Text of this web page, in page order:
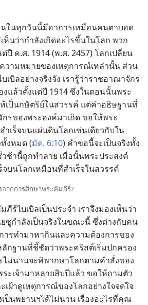
ในทุกวันนี้มีอาการเหมือนคนตาบอด
เห็นว่ากำลังเกิดอะไรขึ้นในโลก พวก
ต่ปี ค.ศ. 1914 (พ.ศ. 2457) โลกเปลี่ยน
ความหมายของเหตุการณ์เหล่านั้น ส่วน
บเบิลอย่างจริงจัง เรารู้ว่าราชอาณาจักร
งแล้วตั้งแต่ปี 1914 ซึ่งในตอนนั้นพระ
เป็นกษัตริย์ในสวรรค์ แต่คำอธิษฐานที่
รของพระองค์มาเถิด ขอให้พระ
สำเร็จบนแผ่นดินโลกเช่นเดียวกับใน
ทั้งหมด (มัด. 6:10) คำขอนี้จะเป็นจริงทั้ง
ช้านี้ถูกทำลาย เมื่อนั้นพระประสงค์
จบนโลกเหมือนที่สำเร็จในสวรรค์
จากการศึกษาพระคัมภีร์?
ภีร์ไบเบิลเป็นประจำ เราจึงมองเห็นว่า
ยซูกำลังเป็นจริงในขณะนี้ ซึ่งต่างกับคน
การทำมาหากินและความต้องการของ
กฐานที่ชี้ชัดว่าพระคริสต์เริ่มปกครอง
ไม่นานจะพิพากษาโลกตามคำสั่งของ
ะเจ้ามาหลายสิบปีแล้ว ขอให้ถามตัว
เฝ้าดูเหตุการณ์ของโลกอย่างใจจดใจ
เป็นพยานฯได้ไม่นาน เรื่องอะไรที่คุณ